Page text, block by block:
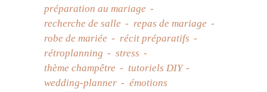
préparation au mariage
recherche de salle
repas de mariage
robe de mariée
récit préparatifs
rétroplanning
stress
thème champêtre
tutoriels DIY
wedding-planner
émotions